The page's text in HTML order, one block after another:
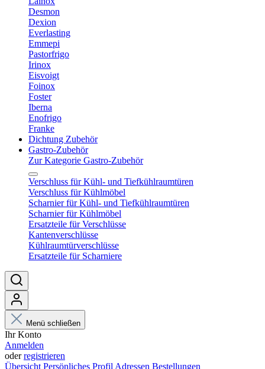
Desmon
Dexion
Everlasting
Emmepi
Pastorfrigo
Irinox
Eisvoigt
Foinox
Foster
Iberna
Enofrigo
Franke
Dichtung Zubehör
Gastro-Zubehör
Zur Kategorie Gastro-Zubehör
Verschluss für Kühl- und Tiefkühlraumtüren
Verschluss für Kühlmöbel
Scharnier für Kühl- und Tiefkühlraumtüren
Scharnier für Kühlmöbel
Ersatzteile für Verschlüsse
Kantenverschlüsse
Kühlraumtürverschlüsse
Ersatzteile für Scharniere
Menü schließen
Ihr Konto
Anmelden
oderregistrieren
Übersicht Persönliches Profil Adressen Bestellungen